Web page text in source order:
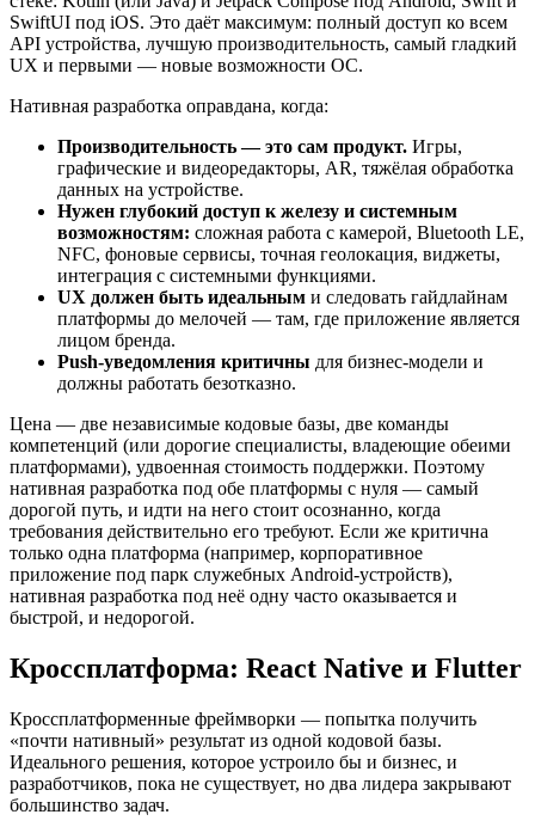
SwiftUI под iOS. Это даёт максимум: полный доступ ко всем
API устройства, лучшую производительность, самый гладкий
UX и первыми — новые возможности ОС.
Нативная разработка оправдана, когда:
Производительность — это сам продукт. Игры,
графические и видеоредакторы, AR, тяжёлая обработка
данных на устройстве.
Нужен глубокий доступ к железу и системным
возможностям: сложная работа с камерой, Bluetooth LE,
NFC, фоновые сервисы, точная геолокация, виджеты,
интеграция с системными функциями.
UX должен быть идеальным и следовать гайдлайнам
платформы до мелочей — там, где приложение является
лицом бренда.
Push-уведомления критичны для бизнес-модели и
должны работать безотказно.
Цена — две независимые кодовые базы, две команды
компетенций (или дорогие специалисты, владеющие обеими
платформами), удвоенная стоимость поддержки. Поэтому
нативная разработка под обе платформы с нуля — самый
дорогой путь, и идти на него стоит осознанно, когда
требования действительно его требуют. Если же критична
только одна платформа (например, корпоративное
приложение под парк служебных Android-устройств),
нативная разработка под неё одну часто оказывается и
быстрой, и недорогой.
Кроссплатформа: React Native и Flutter
Кроссплатформенные фреймворки — попытка получить
«почти нативный» результат из одной кодовой базы.
Идеального решения, которое устроило бы и бизнес, и
разработчиков, пока не существует, но два лидера закрывают
большинство задач.